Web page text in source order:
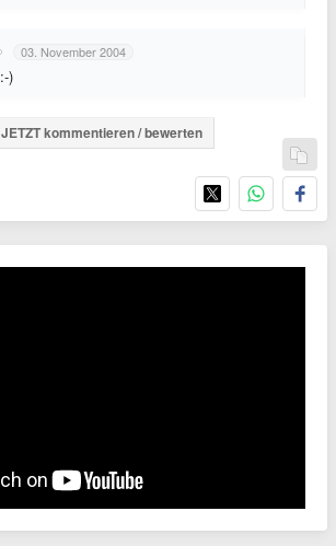
03. November 2004
)
JETZT kommentieren / bewerten